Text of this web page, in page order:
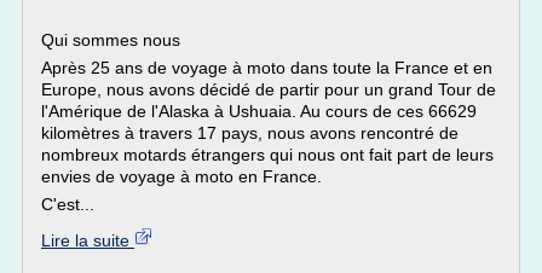
Qui sommes nous
Après 25 ans de voyage à moto dans toute la France et en
Europe, nous avons décidé de partir pour un grand Tour de
l'Amérique de l'Alaska à Ushuaia. Au cours de ces 66629
kilomètres à travers 17 pays, nous avons rencontré de
nombreux motards étrangers qui nous ont fait part de leurs
envies de voyage à moto en France.
C'est...
Lire la suite